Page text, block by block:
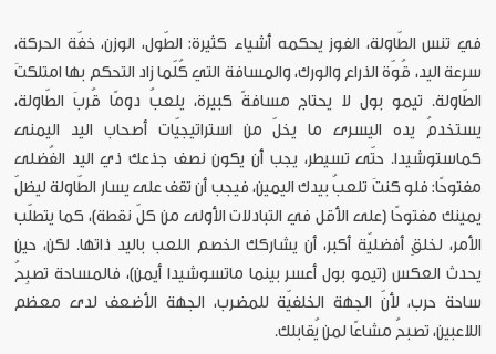
في تنس الطّاولة، الفوز يحكمه أشياء كثيرة: الطّول، الوزن، خفّة الحركة،
سرعة اليد، قُوّة الذراع والورك، والمسافة التي كُلّما زاد التحكم بها امتلكتَ
الطّاولة. تيمو بول لا يحتاج مسافةً كبيرة، يلعبُ دومًا قُربَ الطّاولة،
يستخدمُ يده اليسرى ما يخلّ من استراتيجيّات أصحاب اليد اليمنى
كماستوشيدا. حتّى تسيطر، يجب أن يكون نصف جذعك ذي اليد الفُضلى
مفتوحًا: فلو كنتَ تلعبُ بيدك اليمين، فيجب أن تقف على يسار الطّاولة ليظلّ
يمينك مفتوحًا (على الأقل في التبادلات الأولى من كلّ نقطة)، كما يتطلّب
الأمر، لخلقِ أفضليّة أكبر، أن يشاركك الخصم اللعب باليد ذاتها. لكن، حين
يحدث العكس (تيمو بول أعسر بينما ماتسوشيدا أيمن)، فالمساحة تصبِحُ
ساحة حرب، لأنّ الجهة الخلفيّة للمضرب، الجهة الأضعف لدى معظم
اللاعبين، تصبحُ مشاعًا لمن يُقابلك.